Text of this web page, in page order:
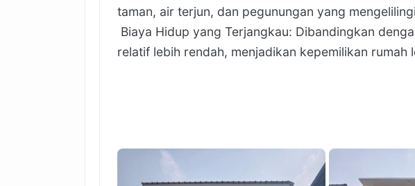
taman, air terjun, dan pegunungan yang
Biaya Hidup yang Terjangkau: Dibandingkan
relatif lebih rendah, menjadikan kepemilikan rumah